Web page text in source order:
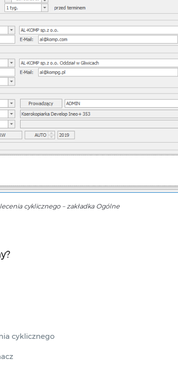
cyklicznego – zakładka Ogólne
cyklicznego